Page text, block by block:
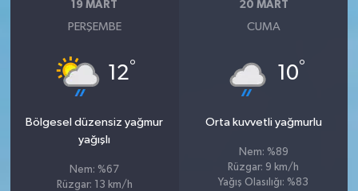
19 MART
PERŞEMBE
12°
Bölgesel düzensiz yağmur
yağışlı
Nem: %67
Rüzgar: 13 km/h
20 MART
CUMA
10°
Orta kuvvetli yağmurlu
Nem: %89
Rüzgar: 9 km/h
Yağış Olasılığı: %83